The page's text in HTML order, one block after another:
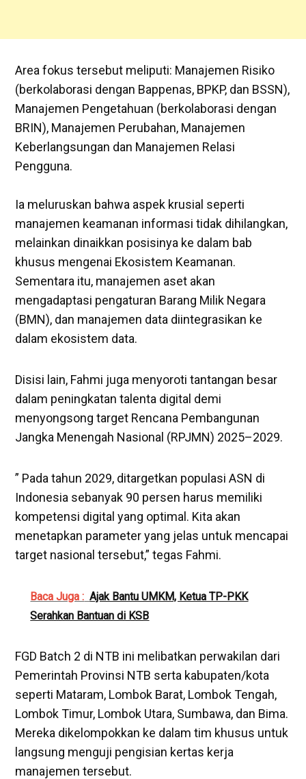
​Area fokus tersebut meliputi: Manajemen Risiko
(berkolaborasi dengan Bappenas, BPKP, dan BSSN),
Manajemen Pengetahuan (berkolaborasi dengan
BRIN), Manajemen Perubahan, Manajemen
Keberlangsungan dan Manajemen Relasi
Pengguna.
Ia meluruskan bahwa aspek krusial seperti
manajemen keamanan informasi tidak dihilangkan,
melainkan dinaikkan posisinya ke dalam bab
khusus mengenai Ekosistem Keamanan.
Sementara itu, manajemen aset akan
mengadaptasi pengaturan Barang Milik Negara
(BMN), dan manajemen data diintegrasikan ke
dalam ekosistem data.
​Disisi lain, Fahmi juga menyoroti tantangan besar
dalam peningkatan talenta digital demi
menyongsong target Rencana Pembangunan
Jangka Menengah Nasional (RPJMN) 2025–2029.
​” Pada tahun 2029, ditargetkan populasi ASN di
Indonesia sebanyak 90 persen harus memiliki
kompetensi digital yang optimal. Kita akan
menetapkan parameter yang jelas untuk mencapai
target nasional tersebut,” tegas Fahmi.
Baca Juga : Ajak Bantu UMKM, Ketua TP-PKK
Serahkan Bantuan di KSB
​FGD Batch 2 di NTB ini melibatkan perwakilan dari
Pemerintah Provinsi NTB serta kabupaten/kota
seperti Mataram, Lombok Barat, Lombok Tengah,
Lombok Timur, Lombok Utara, Sumbawa, dan Bima.
Mereka dikelompokkan ke dalam tim khusus untuk
langsung menguji pengisian kertas kerja
manajemen tersebut.